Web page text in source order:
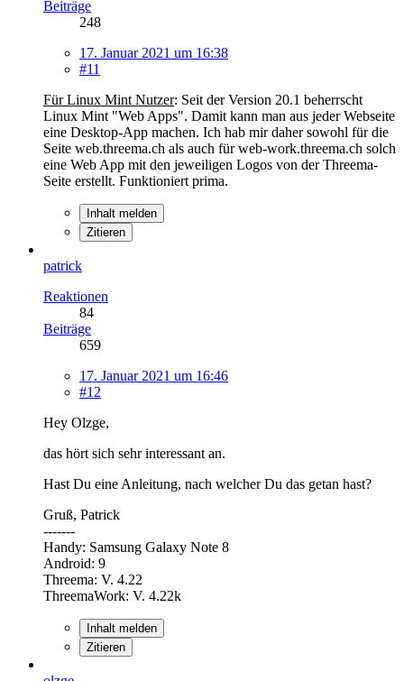
Beiträge
248
17. Januar 2021 um 16:38
#11
Für Linux Mint Nutzer: Seit der Version 20.1 beherrscht
Linux Mint "Web Apps". Damit kann man aus jeder Webseite
eine Desktop-App machen. Ich hab mir daher sowohl für die
Seite web.threema.ch als auch für web-work.threema.ch solch
eine Web App mit den jeweiligen Logos von der Threema-
Seite erstellt. Funktioniert prima.
Inhalt melden
Zitieren
patrick
Reaktionen
84
Beiträge
659
17. Januar 2021 um 16:46
#12
Hey Olzge,
das hört sich sehr interessant an.
Hast Du eine Anleitung, nach welcher Du das getan hast?
Gruß, Patrick
-------
Handy: Samsung Galaxy Note 8
Android: 9
Threema: V. 4.22
ThreemaWork: V. 4.22k
Inhalt melden
Zitieren